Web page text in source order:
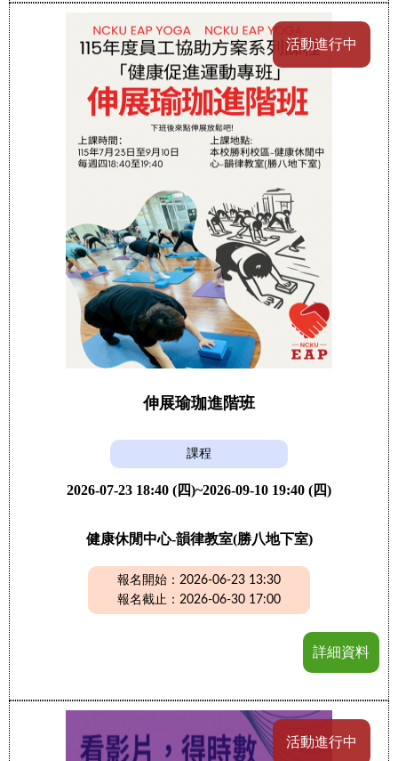
活動進行中
伸展瑜珈進階班
課程
2026-07-23 18:40 (四)~2026-09-10 19:40 (四)
健康休閒中心-韻律教室(勝八地下室)
報名開始：2026-06-23 13:30
報名截止：2026-06-30 17:00
詳細資料
活動進行中